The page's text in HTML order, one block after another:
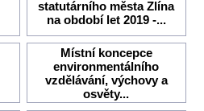
statutárního města Zlína
na období let 2019 -...
Místní koncepce
environmentálního
vzdělávání, výchovy a
osvěty...